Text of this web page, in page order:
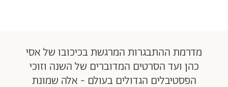
מדרמת ההתבגרות המרגשת בכיכובו של אסי
כהן ועד הסרטים המדוברים של השנה וזוכי
הפסטיבלים הגדולים בעולם - אלה שמונת